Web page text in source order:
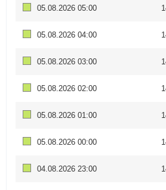
05.08.2026 05:00
05.08.2026 04:00
05.08.2026 03:00
05.08.2026 02:00
05.08.2026 01:00
05.08.2026 00:00
04.08.2026 23:00